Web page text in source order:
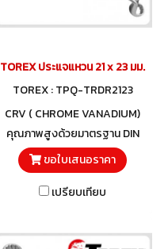
TOREX ประแจแหวน 21 x 23 มม.
TOREX : TPQ-TRDR2123
CRV ( CHROME VANADIUM)
คุณภาพสูงด้วยมาตรฐาน DIN
838 และวัสดุโครมวานาเดียม
ขอใบเสนอราคา
เปรียบเทียบ